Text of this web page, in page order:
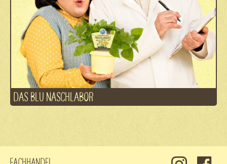
DAS BLU NASCHLABOR
Fachhandel